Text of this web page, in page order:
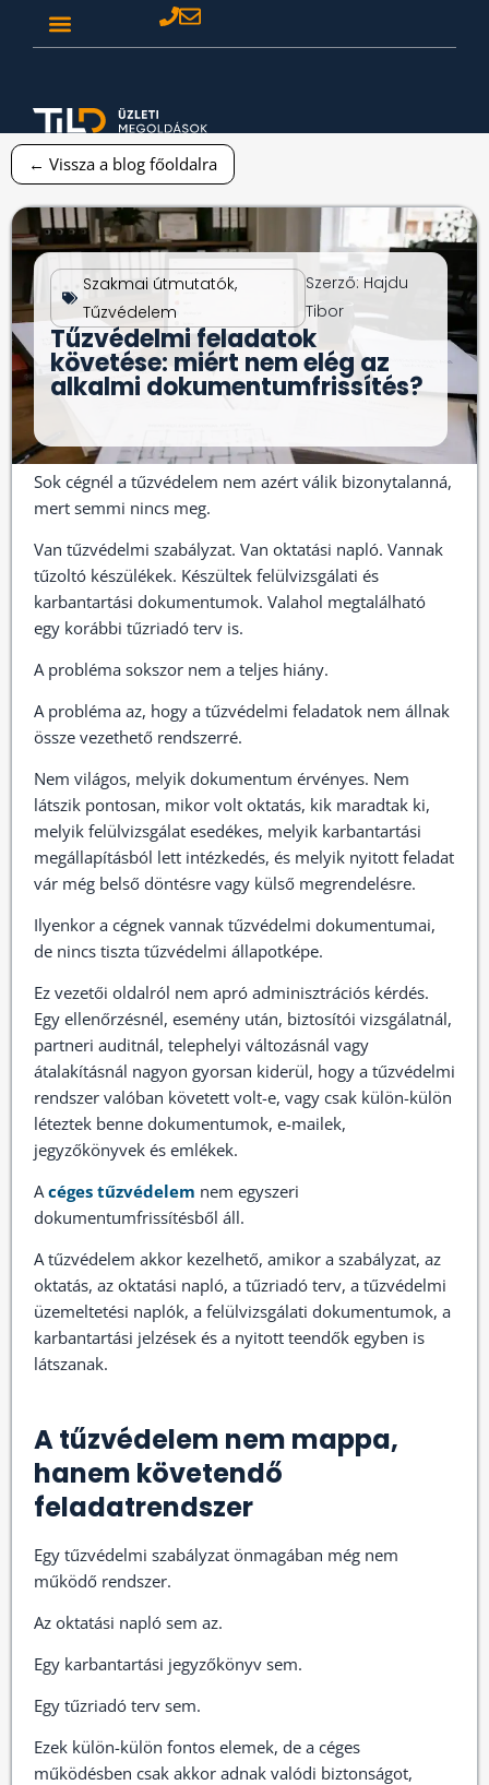
← Vissza a blog főoldalra
Szakmai útmutatók,
Tűzvédelem
Szerző:Hajdu
Tibor
Tűzvédelmi feladatok
követése: miért nem elég az
alkalmi dokumentumfrissítés?
Sok cégnél a tűzvédelem nem azért válik bizonytalanná,
mert semmi nincs meg.
Van tűzvédelmi szabályzat. Van oktatási napló. Vannak
tűzoltó készülékek. Készültek felülvizsgálati és
karbantartási dokumentumok. Valahol megtalálható
egy korábbi tűzriadó terv is.
A probléma sokszor nem a teljes hiány.
A probléma az, hogy a tűzvédelmi feladatok nem állnak
össze vezethető rendszerré.
Nem világos, melyik dokumentum érvényes. Nem
látszik pontosan, mikor volt oktatás, kik maradtak ki,
melyik felülvizsgálat esedékes, melyik karbantartási
megállapításból lett intézkedés, és melyik nyitott feladat
vár még belső döntésre vagy külső megrendelésre.
Ilyenkor a cégnek vannak tűzvédelmi dokumentumai,
de nincs tiszta tűzvédelmi állapotképe.
Ez vezetői oldalról nem apró adminisztrációs kérdés.
Egy ellenőrzésnél, esemény után, biztosítói vizsgálatnál,
partneri auditnál, telephelyi változásnál vagy
átalakításnál nagyon gyorsan kiderül, hogy a tűzvédelmi
rendszer valóban követett volt-e, vagy csak külön-külön
léteztek benne dokumentumok, e-mailek,
jegyzőkönyvek és emlékek.
Acéges tűzvédelem nem egyszeri
dokumentumfrissítésből áll.
A tűzvédelem akkor kezelhető, amikor a szabályzat, az
oktatás, az oktatási napló, a tűzriadó terv, a tűzvédelmi
üzemeltetési naplók, a felülvizsgálati dokumentumok, a
karbantartási jelzések és a nyitott teendők egyben is
látszanak.
A tűzvédelem nem mappa,
hanem követendő
feladatrendszer
Egy tűzvédelmi szabályzat önmagában még nem
működő rendszer.
Az oktatási napló sem az.
Egy karbantartási jegyzőkönyv sem.
Egy tűzriadó terv sem.
Ezek külön-külön fontos elemek, de a céges
működésben csak akkor adnak valódi biztonságot,